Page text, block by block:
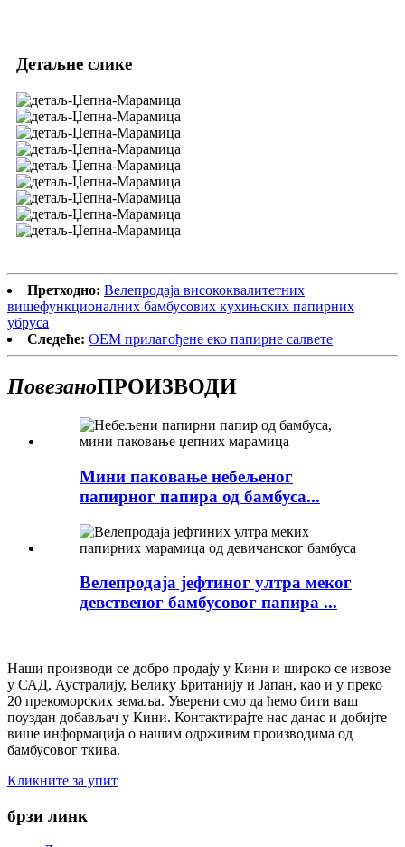
Детаљне слике
Претходно: Велепродаја висококвалитетних
вишефункционалних бамбусових кухињских папирних
убруса
Следеће: ОЕМ прилагођене еко папирне салвете
ПовезаноПРОИЗВОДИ
Мини паковање небељеног
папирног папира од бамбуса...
Велепродаја јефтиног ултра меког
девственог бамбусовог папира ...
Наши производи се добро продају у Кини и широко се извозе
у САД, Аустралију, Велику Британију и Јапан, као и у преко
20 прекоморских земаља. Уверени смо да ћемо бити ваш
поуздан добављач у Кини. Контактирајте нас данас и добијте
више информација о нашим одрживим производима од
бамбусовог ткива.
Кликните за упит
брзи линк